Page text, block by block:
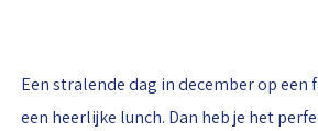
Een stralende dag in december op
een heerlijke lunch. Dan heb je het